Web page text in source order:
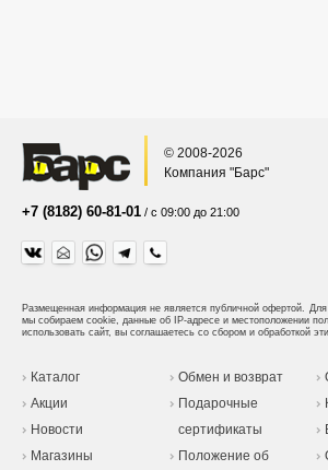
© 2008-2026
Компания "Барс"
+7 (8182) 60-81-01 / с 09:00 до 21:00
Размещенная информация не является публичной офертой. Для
мы собираем cookie, данные об IP-адресе и местоположении
использовать сайт, вы соглашаетесь со сбором и обработкой
Каталог
Акции
Новости
Магазины
Обмен и возврат
Подарочные
сертификаты
Положение об